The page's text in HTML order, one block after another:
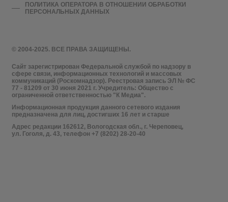
© 2004-2025. ВСЕ ПРАВА ЗАЩИЩЕНЫ.
Сайт зарегистрирован Федеральной службой по надзору в
сфере связи, информационных технологий и массовых
коммуникаций (Роскомнадзор). Реестровая запись ЭЛ № ФС
77 - 81209 от 30 июня 2021 г. Учредитель: Общество с
ограниченной ответственностью "К Медиа".
Информационная продукция данного сетевого издания
предназначена для лиц, достигших 16 лет и старше
Адрес редакции 162612, Вологодская обл., г. Череповец,
ул. Гоголя, д. 43, телефон +7 (8202) 28-20-40
ПОЛИТИКА ОПЕРАТОРА В ОТНОШЕНИИ ОБРАБОТКИ
ПЕРСОНАЛЬНЫХ ДАННЫХ